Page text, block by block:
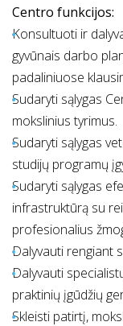
Centro funkcijos:
Konsultuoti ir
gyvūnais darbo
padaliniuose
Sudaryti sąlygas
mokslinius tyrimus.
Sudaryti sąlygas
studijų programų
Sudaryti sąlygas
infrastruktūrą su
profesionalius
Dalyvauti rengiant
Dalyvauti
praktinių įgūdžių
Skleisti patirtį,